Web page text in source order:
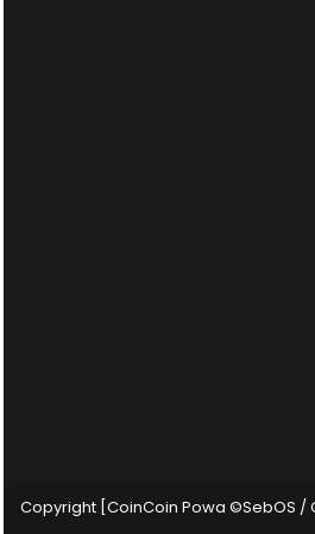
Copyright [CoinCoin Powa ©SebOS /